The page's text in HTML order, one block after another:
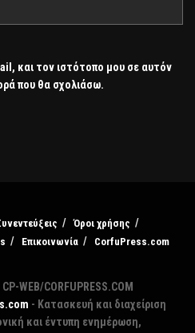
και τον ιστότοπο μου σε αυτόν
που θα σχολιάσω.
Όροι χρήσης
Επικοινωνία CorfuPress.com
WEB/CORFUPRESS.COM
- Κατασκευή και διαχείριση
και έντυπη ενημέρωση,